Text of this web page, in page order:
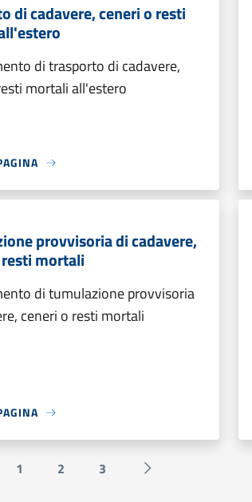
di cadavere, ceneri o resti
di trasporto di cadavere,
mortali all'estero
provvisoria di cadavere,
mortali
di tumulazione provvisoria
ceneri o resti mortali
1 2 3
Successiva »